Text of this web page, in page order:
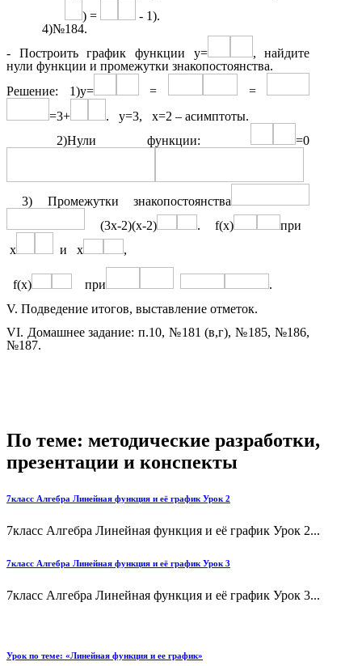
) =
- 1).
4)№184.
- Построить график функции y=
, найдите
нули функции и промежутки знакопостоянства.
Решение: 1)y=
=
=
=3+
. y=3, x=2 – асимптоты.
2)Нули функции:
=0
3) Промежутки знакопостоянства
(3x-2)(x-2)
. f(x)
при
x
и x ,
f(x) при
.
V. Подведение итогов, выставление отметок.
VI. Домашнее задание: п.10, №181 (в,г), №185, №186,
№187.
По теме: методические разработки,
презентации и конспекты
7класс Алгебра Линейная функция и её график Урок 2
7класс Алгебра Линейная функция и её график Урок 2...
7класс Алгебра Линейная функция и её график Урок 3
7класс Алгебра Линейная функция и её график Урок 3...
Урок по теме: «Линейная функция и ее график»